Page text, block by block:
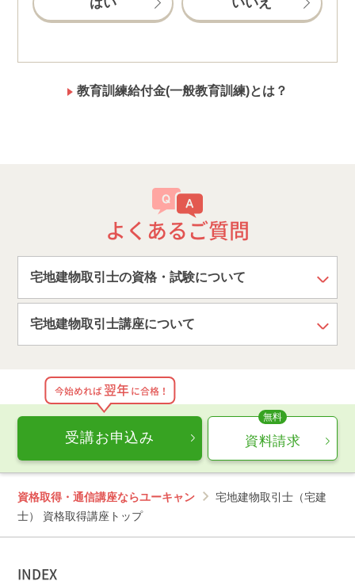
教育訓練給付金(一般教育訓練)とは？
よくあるご質問
宅地建物取引士の資格・試験について
宅地建物取引士講座について
受講お申込み
今始めれば翌年に合格！
資料請求
資格取得・通信講座ならユーキャン
宅地建物取引士（宅建
士） 資格取得講座トップ
INDEX